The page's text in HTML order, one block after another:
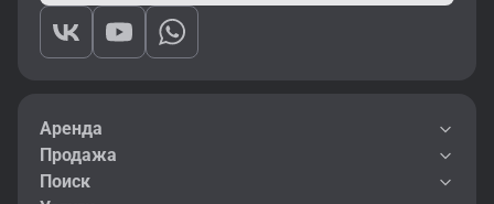
Аренда
Продажа
Поиск